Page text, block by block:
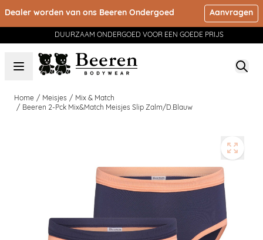
Dealer worden van ons Beeren Ondergoed Aanvragen
DUURZAAM ONDERGOED VOOR EEN GOEDE PRIJS
Home / Meisjes / Mix & Match
/ Beeren 2-Pck Mix&Match Meisjes Slip Zalm/D.Blauw